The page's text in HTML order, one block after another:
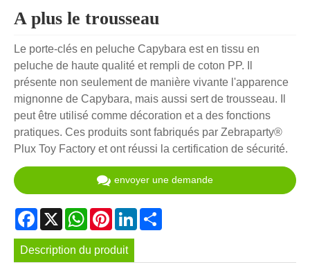
A plus le trousseau
Le porte-clés en peluche Capybara est en tissu en
peluche de haute qualité et rempli de coton PP. Il
présente non seulement de manière vivante l'apparence
mignonne de Capybara, mais aussi sert de trousseau. Il
peut être utilisé comme décoration et a des fonctions
pratiques. Ces produits sont fabriqués par Zebraparty®
Plux Toy Factory et ont réussi la certification de sécurité.
envoyer une demande
Facebook
X WhatsApp
PinterestLinkedIn
Description du produit